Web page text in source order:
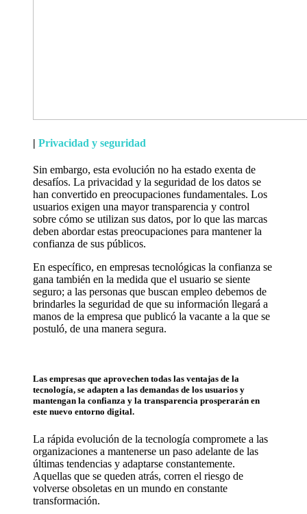
| Privacidad y seguridad
Sin embargo, esta evolución no ha estado exenta de
desafíos. La privacidad y la seguridad de los datos se
han convertido en preocupaciones fundamentales. Los
usuarios exigen una mayor transparencia y control
sobre cómo se utilizan sus datos, por lo que las marcas
deben abordar estas preocupaciones para mantener la
confianza de sus públicos.
En específico, en empresas tecnológicas la confianza se
gana también en la medida que el usuario se siente
seguro; a las personas que buscan empleo debemos de
brindarles la seguridad de que su información llegará a
manos de la empresa que publicó la vacante a la que se
postuló, de una manera segura.
Las empresas que aprovechen todas las ventajas de la
tecnología, se adapten a las demandas de los usuarios y
mantengan la confianza y la transparencia prosperarán en
este nuevo entorno digital.
La rápida evolución de la tecnología compromete a las
organizaciones a mantenerse un paso adelante de las
últimas tendencias y adaptarse constantemente.
Aquellas que se queden atrás, corren el riesgo de
volverse obsoletas en un mundo en constante
transformación.